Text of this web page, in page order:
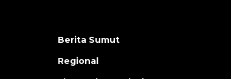
Berita Sumut
Regional